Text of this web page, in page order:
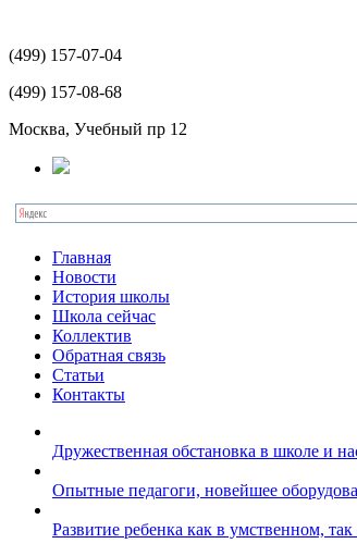
(499) 157-07-04
(499) 157-08-68
Москва, Учебный пр 12
Главная
Новости
История школы
Школа сейчас
Коллектив
Обратная связь
Статьи
Контакты
Дружественная обстановка в школе и
Опытные педагоги, новейшее
Развитие ребенка как в умственном,